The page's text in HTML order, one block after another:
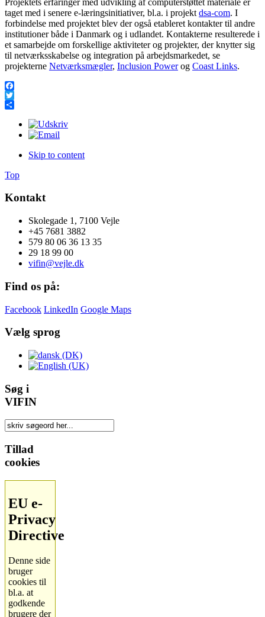
taget med i senere e-læringsinitiativer, bl.a. i projekt dsa-com. I
forbindelse med projektet blev der også etableret kontakter til andre
institutioner både i Danmark og i udlandet. Kontakterne resulterede i
et samarbejde om forskellige aktiviteter og projekter, der knytter sig
til netværksskabelse og integration på arbejdsmarkedet, se
projekterne Netværksmægler, Inclusion Powerog Coast Links.
Facebook
Twitter
Skip to content
Top
Kontakt
Skolegade 1, 7100 Vejle
+45 7681 3882
579 80 06 36 13 35
29 18 99 00
vifin@vejle.dk
Find os på:
Facebook LinkedIn Google Maps
Vælg sprog
Søg i
VIFIN
Tillad
cookies
EU e-
Privacy
Directive
Denne side
bruger
cookies til
bl.a. at
godkende
brugere der